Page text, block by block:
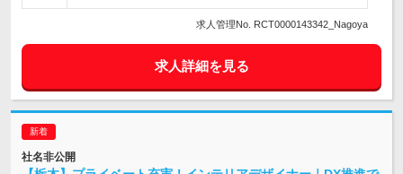
求人管理No. RCT0000143342_Nagoya
求人詳細を見る
社名非公開